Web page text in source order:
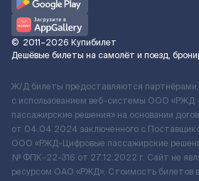
© 2011–2026 Купибилет
Дешёвые билеты на самолёт и поезд,
Ж/Д билеты предоставляются
с использованием веб-системы ООО «РЖД
пассажирские решения» на основании
от 04.04.2024 заключенного с
ООО «РЖД-Цифровые пассажирские
№ ФПК-22-316 от 27.12.2022 г. Сайт не
ресурсом ОАО «РЖД». Стоимость билетов